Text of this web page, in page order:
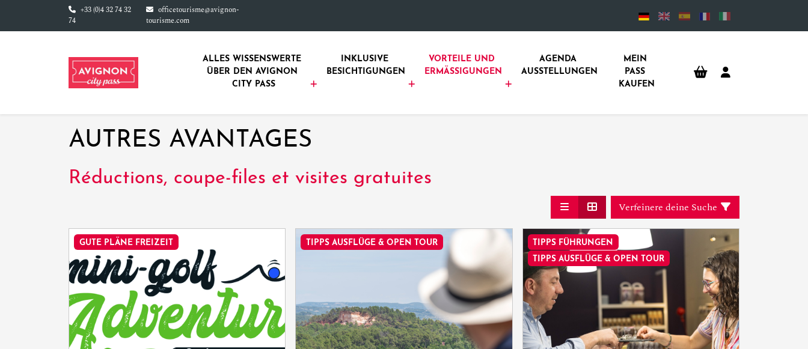
+33 (0)4 32 74 32
74
officetourisme@avignon-
tourisme.com
ALLES WISSENSWERTE
ÜBER DEN AVIGNON
CITY PASS
INKLUSIVE
BESICHTIGUNGEN
VORTEILE UND
ERMÄSSIGUNGEN
AGENDA
AUSSTELLUNGEN
MEIN
PASS
KAUFEN
AUTRES AVANTAGES
Réductions, coupe-files et visites gratuites
Verfeinere deine Suche
GUTE PLÄNE FREIZEIT TIPPS AUSFLÜGE & OPEN TOUR TIPPS FÜHRUNGEN
TIPPS AUSFLÜGE & OPEN TOUR